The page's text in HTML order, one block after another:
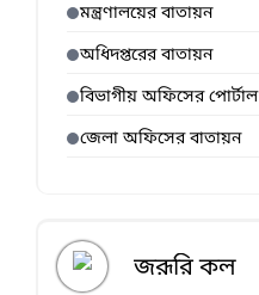
মন্ত্রণালয়ের বাতায়ন
অধিদপ্তরের বাতায়ন
বিভাগীয় অফিসের পোর্টাল
জেলা অফিসের বাতায়ন
জরূরি কল